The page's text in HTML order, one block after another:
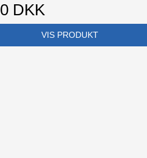
DKK
VIS PRODUKT